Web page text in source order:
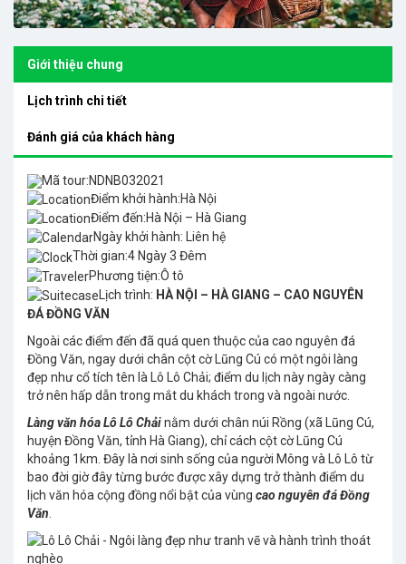
Giới thiệu chung
Lịch trình chi tiết
Đánh giá của khách hàng
Mã tour:NDNB032021
Điểm khởi hành:Hà Nội
Điểm đến:Hà Nội – Hà Giang
Ngày khởi hành: Liên hệ
Thời gian:4 Ngày 3 Đêm
Phương tiện:Ô tô
Lịch trình: HÀ NỘI – HÀ GIANG – CAO NGUYÊN
ĐÁ ĐỒNG VĂN
Ngoài các điểm đến đã quá quen thuộc của cao nguyên đá
Đồng Văn, ngay dưới chân cột cờ Lũng Cú có một ngôi làng
đẹp như cổ tích tên là Lô Lô Chải; điểm du lịch này ngày càng
trở nên hấp dẫn trong mắt du khách trong và ngoài nước.
Làng văn hóa Lô Lô Chảinằm dưới chân núi Rồng (xã Lũng Cú,
huyện Đồng Văn, tỉnh Hà Giang), chỉ cách cột cờ Lũng Cú
khoảng 1km. Đây là nơi sinh sống của người Mông và Lô Lô từ
bao đời giờ đây từng bước được xây dựng trở thành điểm du
lịch văn hóa cộng đồng nổi bật của vùng cao nguyên đá Đồng
Văn.